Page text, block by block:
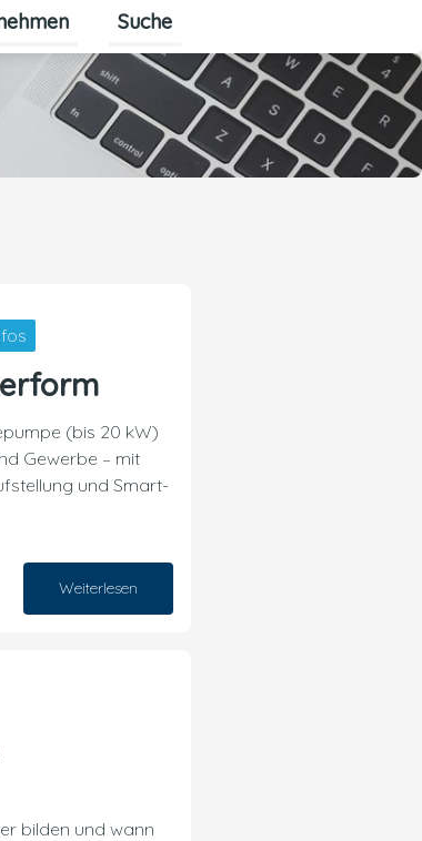
Untermenü für Unternehmen
Suche
(bis 20 kW)
Gewerbe – mit
und Smart-
Weiterlesen
bilden und wann